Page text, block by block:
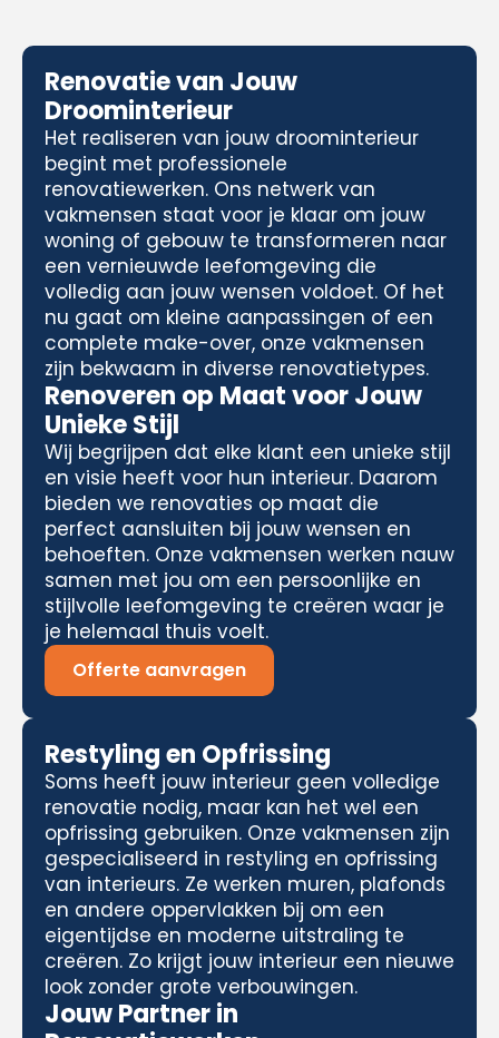
Renovatie van Jouw
Droominterieur
Het realiseren van jouw droominterieur
begint met professionele
renovatiewerken. Ons netwerk van
vakmensen staat voor je klaar om jouw
woning of gebouw te transformeren naar
een vernieuwde leefomgeving die
volledig aan jouw wensen voldoet. Of het
nu gaat om kleine aanpassingen of een
complete make-over, onze vakmensen
zijn bekwaam in diverse renovatietypes.
Renoveren op Maat voor Jouw
Unieke Stijl
Wij begrijpen dat elke klant een unieke stijl
en visie heeft voor hun interieur. Daarom
bieden we renovaties op maat die
perfect aansluiten bij jouw wensen en
behoeften. Onze vakmensen werken nauw
samen met jou om een persoonlijke en
stijlvolle leefomgeving te creëren waar je
je helemaal thuis voelt.
Offerte aanvragen
Restyling en Opfrissing
Soms heeft jouw interieur geen volledige
renovatie nodig, maar kan het wel een
opfrissing gebruiken. Onze vakmensen zijn
gespecialiseerd in restyling en opfrissing
van interieurs. Ze werken muren, plafonds
en andere oppervlakken bij om een
eigentijdse en moderne uitstraling te
creëren. Zo krijgt jouw interieur een nieuwe
look zonder grote verbouwingen.
Jouw Partner in